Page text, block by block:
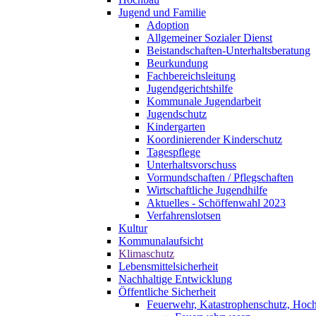
Jugend und Familie
Adoption
Allgemeiner Sozialer Dienst
Beistandschaften-Unterhaltsberatung
Beurkundung
Fachbereichsleitung
Jugendgerichtshilfe
Kommunale Jugendarbeit
Jugendschutz
Kindergarten
Koordinierender Kinderschutz
Tagespflege
Unterhaltsvorschuss
Vormundschaften / Pflegschaften
Wirtschaftliche Jugendhilfe
Aktuelles - Schöffenwahl 2023
Verfahrenslotsen
Kultur
Kommunalaufsicht
Klimaschutz
Lebensmittelsicherheit
Nachhaltige Entwicklung
Öffentliche Sicherheit
Feuerwehr, Katastrophenschutz,